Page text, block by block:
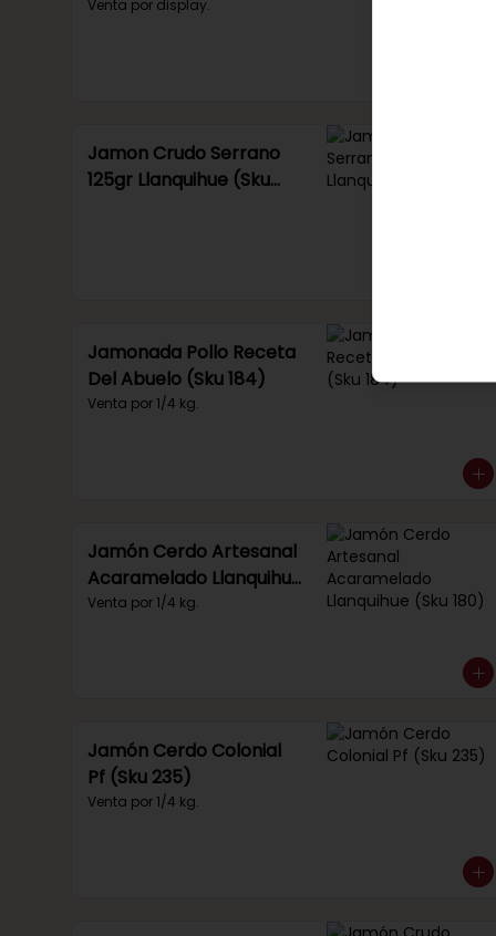
Venta por display.
Jamon Crudo Serrano
125gr Llanquihue (Sku
Jamonada Pollo Receta
Del Abuelo (Sku 184)
Venta por 1/4 kg.
Jamón Cerdo Artesanal
Acaramelado Llanquihue
(Sku 180)
Venta por 1/4 kg.
Jamón Cerdo Colonial
Pf (Sku 235)
Venta por 1/4 kg.